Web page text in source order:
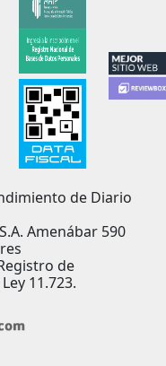
de Diario
Amenábar 590
de
11.723.